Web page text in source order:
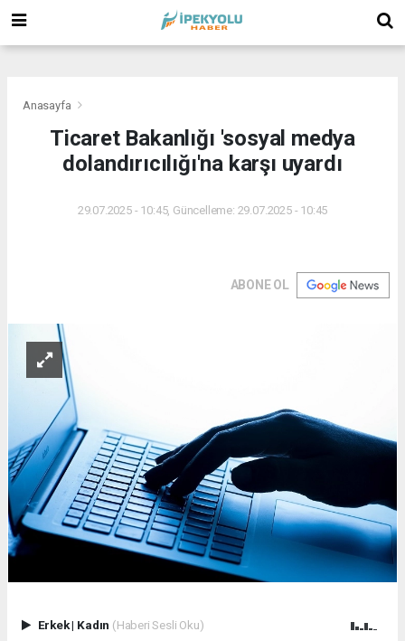
Anasayfa
Ticaret Bakanlığı 'sosyal medya
dolandırıcılığı'na karşı uyardı
29.07.2025 - 10:45, Güncelleme: 29.07.2025 - 10:45
ABONE OL
Erkek| Kadın (Haberi Sesli Oku)